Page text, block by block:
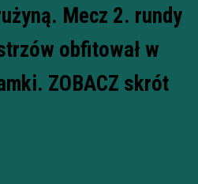
Mecz 2. rundy
obfitował w
ZOBACZ skrót